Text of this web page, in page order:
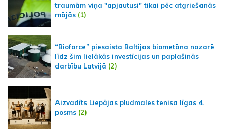
traumām viņa "apjautusi" tikai pēc atgriešanās
mājās (1)
“Bioforce” piesaista Baltijas biometāna nozarē
līdz šim lielākās investīcijas un paplašinās
darbību Latvijā (2)
Aizvadīts Liepājas pludmales tenisa līgas 4.
posms (2)